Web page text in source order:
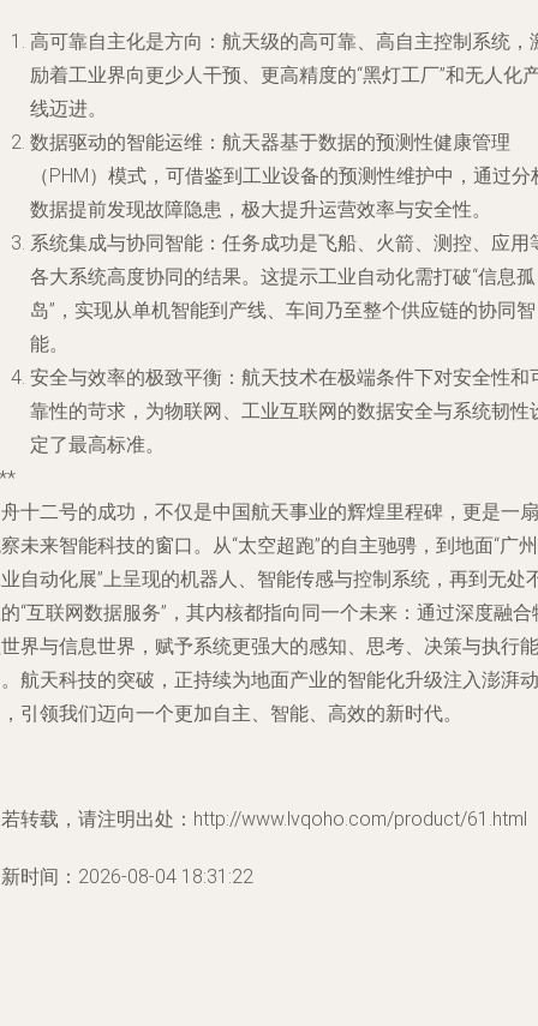
高可靠自主化是方向 ：航天级的高可靠、高自主控制系统，
励着工业界向更少人干预、更高精度的“黑灯工厂”和无人化
线迈进。
数据驱动的智能运维 ：航天器基于数据的预测性健康管理
（PHM）模式，可借鉴到工业设备的预测性维护中，通过分
数据提前发现故障隐患，极大提升运营效率与安全性。
系统集成与协同智能 ：任务成功是飞船、火箭、测控、应用
各大系统高度协同的结果。这提示工业自动化需打破“信息孤
岛”，实现从单机智能到产线、车间乃至整个供应链的协同智
能。
安全与效率的极致平衡 ：航天技术在极端条件下对安全性和
靠性的苛求，为物联网、工业互联网的数据安全与系统韧性
定了最高标准。
十二号的成功，不仅是中国航天事业的辉煌里程碑，更是一扇
未来智能科技的窗口。从“太空超跑”的自主驰骋，到地面“广州
自动化展”上呈现的机器人、智能传感与控制系统，再到无处
“互联网数据服务”，其内核都指向同一个未来：通过深度融合
界与信息世界，赋予系统更强大的感知、思考、决策与执行能
航天科技的突破，正持续为地面产业的智能化升级注入澎湃动
引领我们迈向一个更加自主、智能、高效的新时代。
转载，请注明出处：http://www.lvqoho.com/product/61.html
时间：2026-08-04 18:31:22